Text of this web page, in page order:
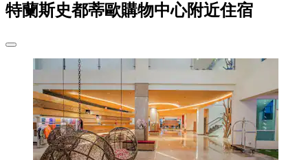
特蘭斯史都蒂歐購物中心附近住宿